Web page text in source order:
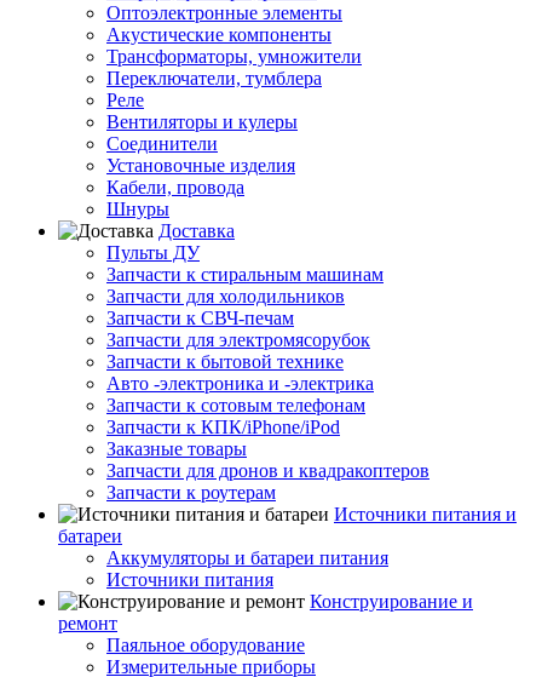
Оптоэлектронные элементы
Акустические компоненты
Трансформаторы, умножители
Переключатели, тумблера
Реле
Вентиляторы и кулеры
Соединители
Установочные изделия
Кабели, провода
Шнуры
Доставка
Пульты ДУ
Запчасти к стиральным машинам
Запчасти для холодильников
Запчасти к СВЧ-печам
Запчасти для электромясорубок
Запчасти к бытовой технике
Авто -электроника и -электрика
Запчасти к сотовым телефонам
Запчасти к КПК/iPhone/iPod
Заказные товары
Запчасти для дронов и квадракоптеров
Запчасти к роутерам
Источники питания и
батареи
Аккумуляторы и батареи питания
Источники питания
Конструирование и
ремонт
Паяльное оборудование
Измерительные приборы